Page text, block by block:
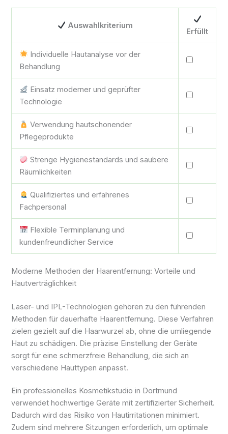
Auswahlkriterium
Erfüllt
Individuelle Hautanalyse vor der
Behandlung
Einsatz moderner und geprüfter
Technologie
Verwendung hautschonender
Pflegeprodukte
Strenge Hygienestandards und saubere
Räumlichkeiten
Qualifiziertes und erfahrenes
Fachpersonal
Flexible Terminplanung und
kundenfreundlicher Service
Moderne Methoden der Haarentfernung: Vorteile und
Hautverträglichkeit
Laser- und IPL-Technologien gehören zu den führenden
Methoden für dauerhafte Haarentfernung. Diese Verfahren
zielen gezielt auf die Haarwurzel ab, ohne die umliegende
Haut zu schädigen. Die präzise Einstellung der Geräte
sorgt für eine schmerzfreie Behandlung, die sich an
verschiedene Hauttypen anpasst.
Ein professionelles Kosmetikstudio in Dortmund
verwendet hochwertige Geräte mit zertifizierter Sicherheit.
Dadurch wird das Risiko von Hautirritationen minimiert.
Zudem sind mehrere Sitzungen erforderlich, um optimale